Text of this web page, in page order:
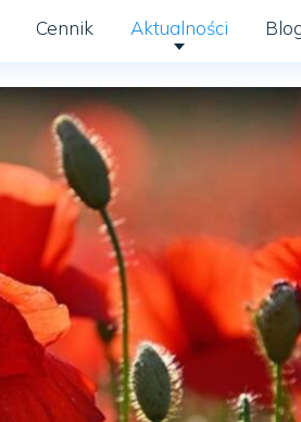
Cennik Aktualności